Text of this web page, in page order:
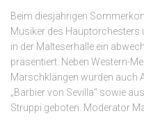
Beim diesjährigen
Musiker des Hauptorchesters
in der Malteserhalle ein
präsentiert. Neben Western-
Marschklängen wurden auch
„Barbier von Sevilla“ sowie
Struppi geboten. Moderator